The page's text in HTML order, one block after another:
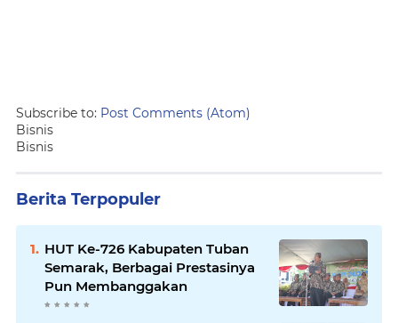
Subscribe to: Post Comments (Atom)
Bisnis
Bisnis
Berita Terpopuler
HUT Ke-726 Kabupaten Tuban
Semarak, Berbagai Prestasinya
Pun Membanggakan